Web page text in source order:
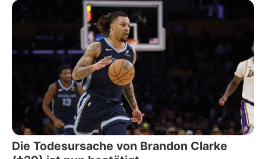
Die Todesursache von Brandon Clarke